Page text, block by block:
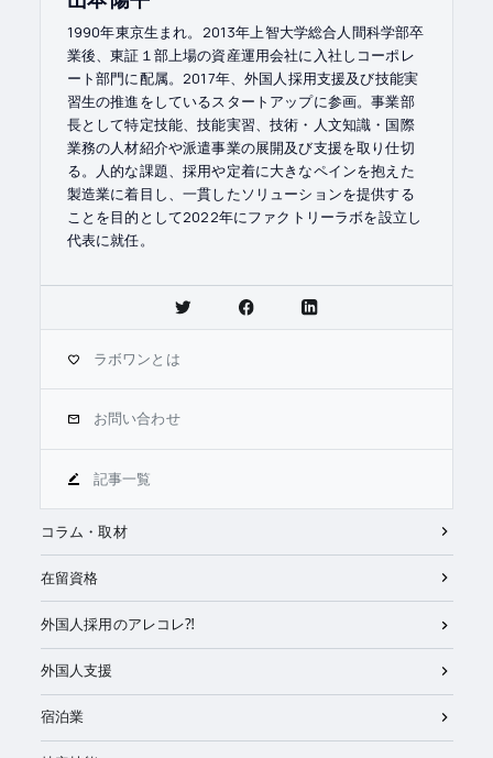
1990年東京生まれ。2013年上智大学総合人間科学部卒
業後、東証１部上場の資産運用会社に入社しコーポレ
ート部門に配属。2017年、外国人採用支援及び技能実
習生の推進をしているスタートアップに参画。事業部
長として特定技能、技能実習、技術・人文知識・国際
業務の人材紹介や派遣事業の展開及び支援を取り仕切
る。人的な課題、採用や定着に大きなペインを抱えた
製造業に着目し、一貫したソリューションを提供する
ことを目的として2022年にファクトリーラボを設立し
代表に就任。
ラボワンとは
お問い合わせ
記事一覧
コラム・取材
在留資格
外国人採用のアレコレ⁈
外国人支援
宿泊業